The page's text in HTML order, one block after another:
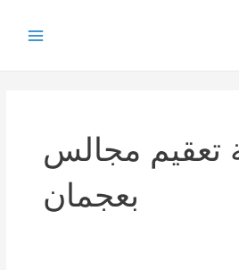
تعقيم مجالس
بعجمان